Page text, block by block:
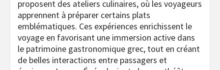
proposent des ateliers culinaires, où les voyageurs
apprennent à préparer certains plats
emblématiques. Ces expériences enrichissent le
voyage en favorisant une immersion active dans
le patrimoine gastronomique grec, tout en créant
de belles interactions entre passagers et